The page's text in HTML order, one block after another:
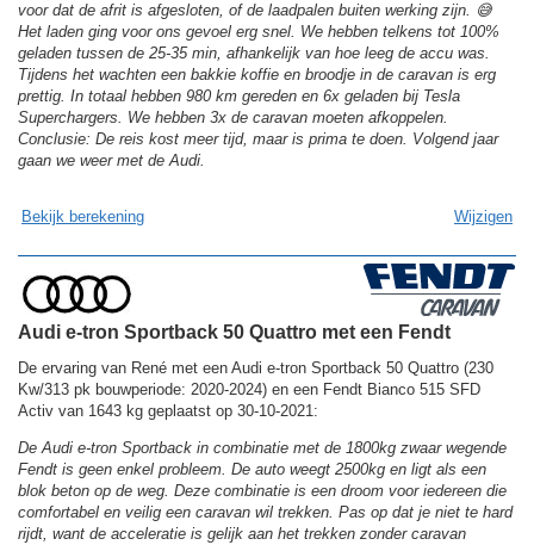
voor dat de afrit is afgesloten, of de laadpalen buiten werking zijn. 😅
Het laden ging voor ons gevoel erg snel. We hebben telkens tot 100%
geladen tussen de 25-35 min, afhankelijk van hoe leeg de accu was.
Tijdens het wachten een bakkie koffie en broodje in de caravan is erg
prettig. In totaal hebben 980 km gereden en 6x geladen bij Tesla
Superchargers. We hebben 3x de caravan moeten afkoppelen.
Conclusie: De reis kost meer tijd, maar is prima te doen. Volgend jaar
gaan we weer met de Audi.
Bekijk berekening Wijzigen
Audi e-tron Sportback 50 Quattro met een Fendt
De ervaring van René met een Audi e-tron Sportback 50 Quattro (230
Kw/313 pk bouwperiode: 2020-2024) en een Fendt Bianco 515 SFD
Activ van 1643 kg geplaatst op 30-10-2021:
De Audi e-tron Sportback in combinatie met de 1800kg zwaar wegende
Fendt is geen enkel probleem. De auto weegt 2500kg en ligt als een
blok beton op de weg. Deze combinatie is een droom voor iedereen die
comfortabel en veilig een caravan wil trekken. Pas op dat je niet te hard
rijdt, want de acceleratie is gelijk aan het trekken zonder caravan